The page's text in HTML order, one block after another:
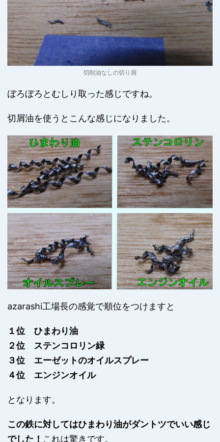
切削油なしの切り屑
ぼろぼろとむしり取った感じですね。
切屑油を使うとこんな感じになりました。
azarashi工場長の感覚で順位をつけますと
１位 ひまわり油
２位 ステンコロリン緑
３位 エーゼットのオイルスプレー
４位 エンジンオイル
となります。
この鉄に対してはひまわり油がダントツでいい感じ
でした！ これは驚きです。